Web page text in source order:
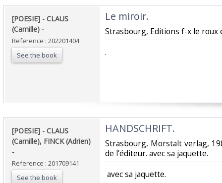
‎[POESIE] - CLAUS
(Camille) - ‎
Reference : 202201404
See the book
‎Le miroir. ‎
‎Strasbourg, Editions f-x le roux
‎.‎
‎[POESIE] - CLAUS
(Camille), FINCK (Adrien)
- ‎
Reference : 201709141
See the book
‎HANDSCHRIFT. ‎
‎Strasbourg, Morstalt verlag,
de l'éditeur. avec sa jaquette.‎
‎ avec sa jaquette.‎